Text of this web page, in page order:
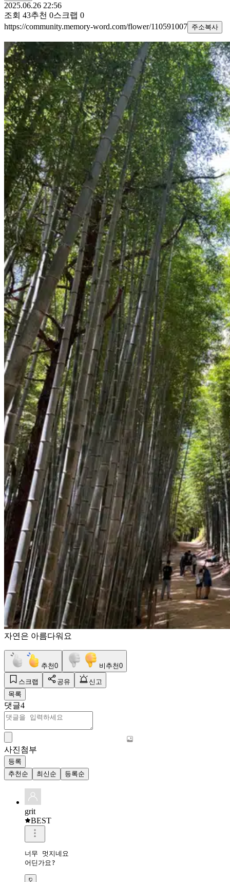
2025.06.26 22:56
조회 43추천 0스크랩 0
https://community.memory-word.com/flower/110591007 주소복사
자연은 아름다워요
추천0 비추천0
스크랩 공유
신고
목록
댓글4
사진첨부
등록
추천순
최신순 등록순
grit
BEST
너무 멋지네요
어딘가요?